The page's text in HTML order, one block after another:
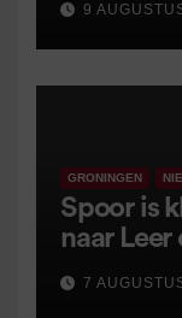
9
GRONINGEN
Spoor is
naar
7